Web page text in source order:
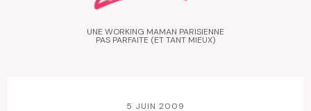
UNE WORKING MAMAN PARISIENNE
PAS PARFAITE (ET TANT MIEUX)
5 JUIN 2009